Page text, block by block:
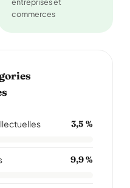
commerces
3,5 %
9,9 %